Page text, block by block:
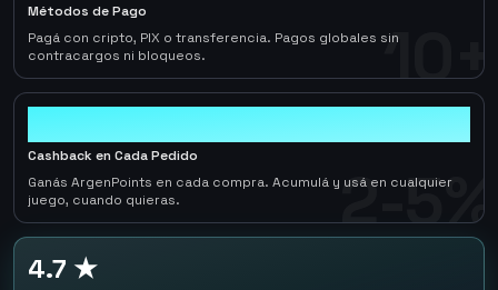
10+
Métodos de Pago
Pagá con cripto, PIX o transferencia. Pagos globales sin
contracargos ni bloqueos.
2-5%
Cashback en Cada Pedido
Ganás ArgenPoints en cada compra. Acumulá y usá en cualquier
juego, cuando quieras.
4.7 ★